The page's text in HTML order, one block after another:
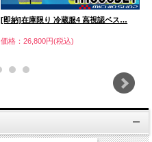
[即納]在庫限り 冷蔵服4 高視認ベス…
価格：26,800円(税込)